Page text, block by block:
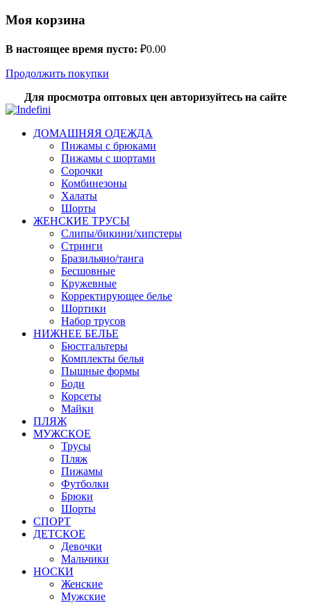
Моя корзина
В настоящее время пусто: ₽0.00
Продолжить покупки
Для просмотра оптовых цен авторизуйтесь на сайте
ДОМАШНЯЯ ОДЕЖДА
Пижамы с брюками
Пижамы с шортами
Сорочки
Комбинезоны
Халаты
Шорты
ЖЕНСКИЕ ТРУСЫ
Слипы/бикини/хипстеры
Стринги
Бразильяно/танга
Бесшовные
Кружевные
Корректирующее белье
Шортики
Набор трусов
НИЖНЕЕ БЕЛЬЕ
Бюстгальтеры
Комплекты белья
Пышные формы
Боди
Корсеты
Майки
ПЛЯЖ
МУЖСКОЕ
Трусы
Пляж
Пижамы
Футболки
Брюки
Шорты
СПОРТ
ДЕТСКОЕ
Девочки
Мальчики
НОСКИ
Женские
Мужские